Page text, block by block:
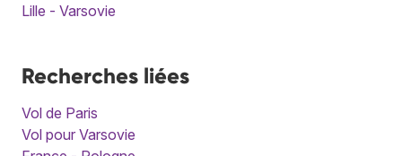
Lille - Varsovie
Recherches liées
Vol de Paris
Vol pour Varsovie